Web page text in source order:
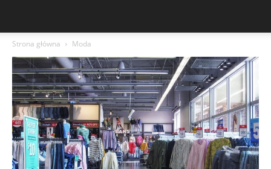
Strona główna Moda